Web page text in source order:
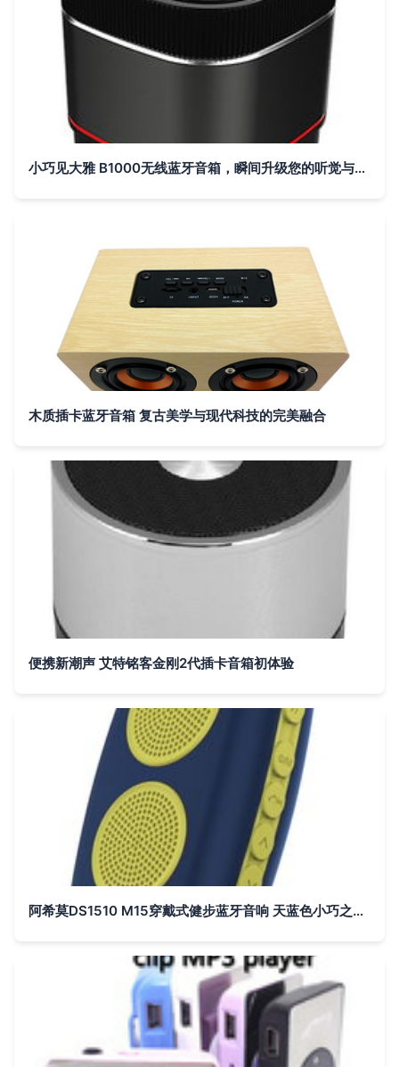
小巧见大雅 B1000无线蓝牙音箱，瞬间升级您的听觉与品味
木质插卡蓝牙音箱 复古美学与现代科技的完美融合
便携新潮声 艾特铭客金刚2代插卡音箱初体验
阿希莫DS1510 M15穿戴式健步蓝牙音响 天蓝色小巧之选，畅享移动音乐